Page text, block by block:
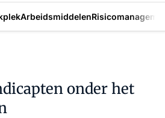
Arbeidsmiddelen
onder het